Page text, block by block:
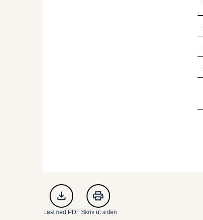
Last ned PDF Skriv ut siden